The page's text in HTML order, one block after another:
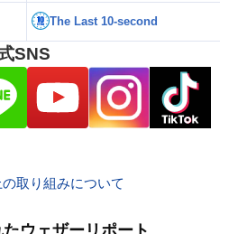
The Last 10-second
SNS
取り組みについて
ウェザーリポート